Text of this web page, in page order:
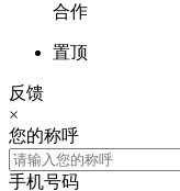
合作
置顶
反馈
×
您的称呼
手机号码